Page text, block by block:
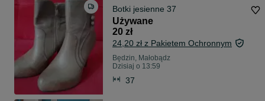
Botki jesienne 37
Używane
20 zł
24,20 zł z Pakietem Ochronnym
Będzin, Małobądz
Dzisiaj o 13:59
37